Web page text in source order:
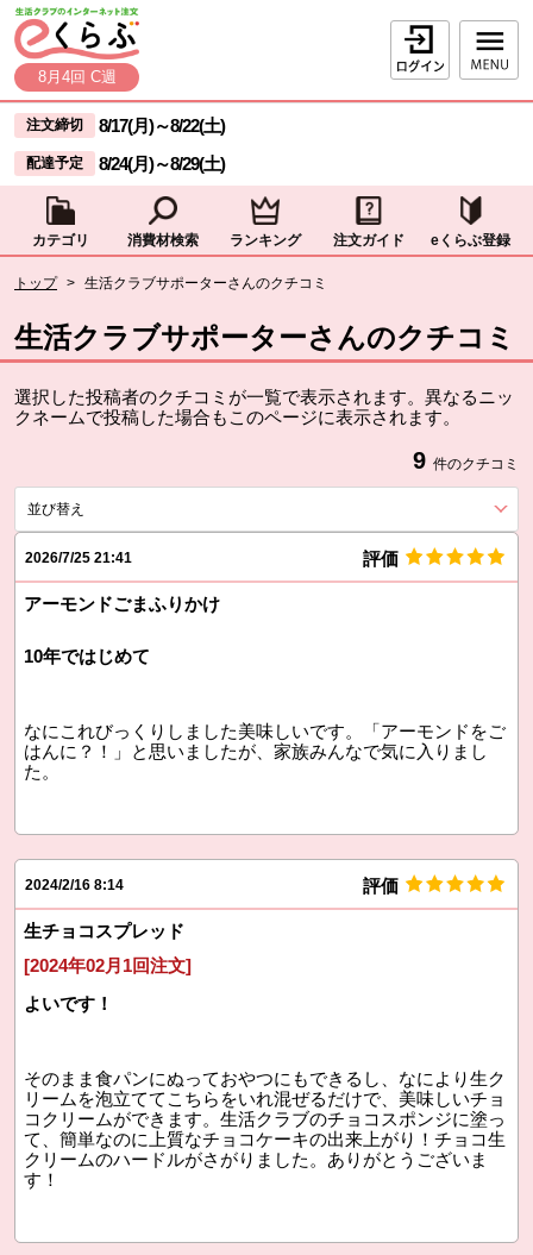
ページの先頭です。
本文へジャンプする。
8月4回 C週
ログイン
ここからサイト内共通メニューです。
サイト内共通メニューをスキップする
注文締切 8/17(月)～8/22(土)
配達予定 8/24(月)～8/29(土)
カテゴリ 消費材検索 ランキング 注文ガイド eくらぶ登録
トップ > 生活クラブサポーターさんのクチコミ
生活クラブサポーターさんのクチコミ
選択した投稿者のクチコミが一覧で表示されます。異なるニッ
クネームで投稿した場合もこのページに表示されます。
9 件のクチコミ
並び替え
2026/7/25 21:41 評価
アーモンドごまふりかけ
10年ではじめて
なにこれびっくりしました美味しいです。「アーモンドをご
はんに？！」と思いましたが、家族みんなで気に入りまし
た。
2024/2/16 8:14 評価
生チョコスプレッド
[2024年02月1回注文]
よいです！
そのまま食パンにぬっておやつにもできるし、なにより生ク
リームを泡立ててこちらをいれ混ぜるだけで、美味しいチョ
コクリームができます。生活クラブのチョコスポンジに塗っ
て、簡単なのに上質なチョコケーキの出来上がり！チョコ生
クリームのハードルがさがりました。ありがとうございま
す！